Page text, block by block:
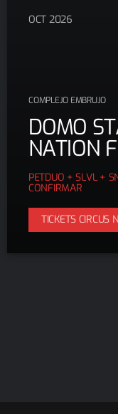
OCT 2026
COMPLEJO EMBRUJO
DOMO
NATION
PETDUO + SLVL +
CONFIRMAR
TICKETS CIRCUS